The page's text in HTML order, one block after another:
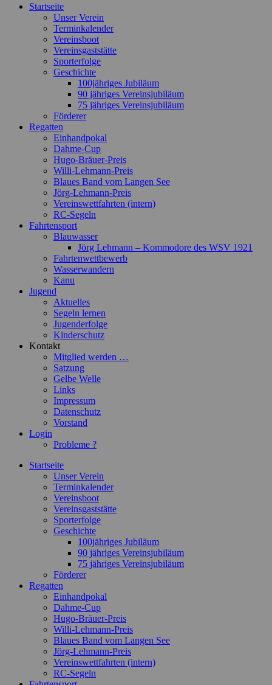
oben
Startseite
Unser Verein
Terminkalender
Vereinsboot
Vereinsgaststätte
Sporterfolge
Geschichte
100jähriges Jubiläum
90 jähriges Vereinsjubiläum
75 jähriges Vereinsjubiläum
Förderer
Regatten
Einhandpokal
Dahme-Cup
Hugo-Bräuer-Preis
Willi-Lehmann-Preis
Blaues Band vom Langen See
Jörg-Lehmann-Preis
Vereinswettfahrten (intern)
RC-Segeln
Fahrtensport
Blauwasser
Jörg Lehmann – Kommodore des WSV 1921
Fahrtenwettbewerb
Wasserwandern
Kanu
Jugend
Aktuelles
Segeln lernen
Jugenderfolge
Kinderschutz
Kontakt
Mitglied werden …
Satzung
Gelbe Welle
Links
Impressum
Datenschutz
Vorstand
Login
Probleme ?
Startseite
Unser Verein
Terminkalender
Vereinsboot
Vereinsgaststätte
Sporterfolge
Geschichte
100jähriges Jubiläum
90 jähriges Vereinsjubiläum
75 jähriges Vereinsjubiläum
Förderer
Regatten
Einhandpokal
Dahme-Cup
Hugo-Bräuer-Preis
Willi-Lehmann-Preis
Blaues Band vom Langen See
Jörg-Lehmann-Preis
Vereinswettfahrten (intern)
RC-Segeln